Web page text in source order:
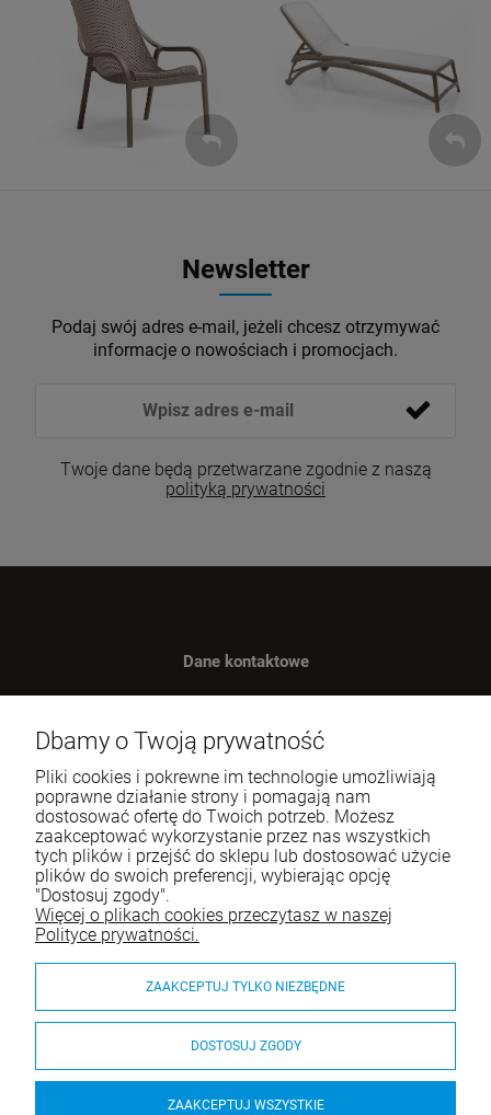
ZOBACZ ZOBACZ
Newsletter
Podaj swój adres e-mail, jeżeli chcesz otrzymywać
informacje o nowościach i promocjach.
Twoje dane będą przetwarzane zgodnie z naszą
polityką prywatności
Dane kontaktowe
ul. Wręczycka 268
42-202 Częstochowa
NIP: 9492236947
Tel.:
795-760-030
E-mail: sklep@itali.pl
Pomoc
Moje konto
Płatności i dostawa
Dbamy o Twoją prywatność
Pliki cookies i pokrewne im technologie umożliwiają
poprawne działanie strony i pomagają nam
dostosować ofertę do Twoich potrzeb. Możesz
zaakceptować wykorzystanie przez nas wszystkich
tych plików i przejść do sklepu lub dostosować użycie
plików do swoich preferencji, wybierając opcję
"Dostosuj zgody".
Więcej o plikach cookies przeczytasz w naszej
Polityce prywatności.
ZAAKCEPTUJ TYLKO NIEZBĘDNE
DOSTOSUJ ZGODY
ZAAKCEPTUJ WSZYSTKIE